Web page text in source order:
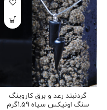
گردنبند رعد و برق کاروینگ
سنگ اونیکس سیاه 1.59گرم